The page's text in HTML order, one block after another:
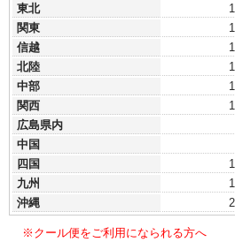
東北
関東
信越
北陸
中部
関西
広島県内
中国
四国
九州
沖縄
※クール便をご利用になられる方へ